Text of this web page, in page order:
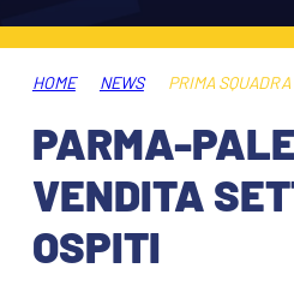
INFO BIGLIETTI
MUSEUM CLUB
TARDINI CARD
SHOP
HOSPITALITY
HOSPITALITY
MUSEUM CLUB
ESPORTS
HOME NEWS PRIMA
PARMA-
VENDITA
OSPITI